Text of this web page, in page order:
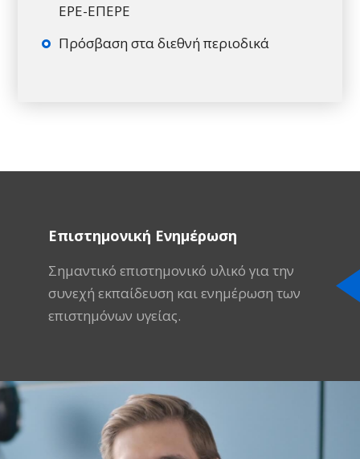
ΕΡΕ-ΕΠΕΡΕ
Πρόσβαση στα διεθνή περιοδικά
Επιστημονική Ενημέρωση
Σημαντικό επιστημονικό υλικό για την
συνεχή εκπαίδευση και ενημέρωση των
επιστημόνων υγείας.